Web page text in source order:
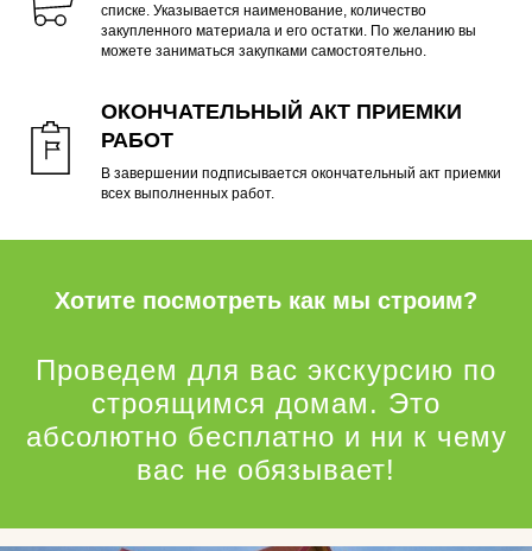
списке. Указывается наименование, количество
закупленного материала и его остатки. По желанию вы
можете заниматься закупками самостоятельно.
ОКОНЧАТЕЛЬНЫЙ АКТ ПРИЕМКИ
РАБОТ
В завершении подписывается окончательный акт приемки
всех выполненных работ.
Хотите посмотреть как мы строим?
Проведем для вас экскурсию по
строящимся домам. Это
абсолютно бесплатно и ни к чему
вас не обязывает!